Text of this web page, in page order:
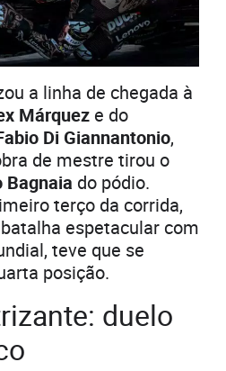
a linha de chegada à
Márquez e do
Di Giannantonio,
de mestre tirou o
Bagnaia do pódio.
terço da corrida,
espetacular com
teve que se
posição.
duelo